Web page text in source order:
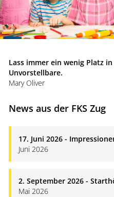
Lass immer ein wenig Platz
Unvorstellbare.
Mary Oliver
News aus der FKS Zug
17. Juni 2026 -
Juni 2026
2. September 2026 -
Mai 2026